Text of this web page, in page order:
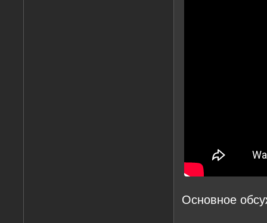
Основное